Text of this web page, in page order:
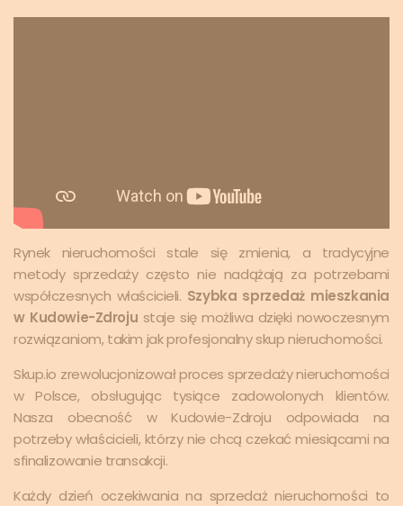
Rynek nieruchomości stale się zmienia, a tradycyjne
metody sprzedaży często nie nadążają za potrzebami
współczesnych właścicieli. Szybka sprzedaż mieszkania
w Kudowie-Zdroju staje się możliwa dzięki nowoczesnym
rozwiązaniom, takim jak profesjonalny skup nieruchomości.
Skup.io zrewolucjonizował proces sprzedaży nieruchomości
w Polsce, obsługując tysiące zadowolonych klientów.
Nasza obecność w Kudowie-Zdroju odpowiada na
potrzeby właścicieli, którzy nie chcą czekać miesiącami na
sfinalizowanie transakcji.
Każdy dzień oczekiwania na sprzedaż nieruchomości to